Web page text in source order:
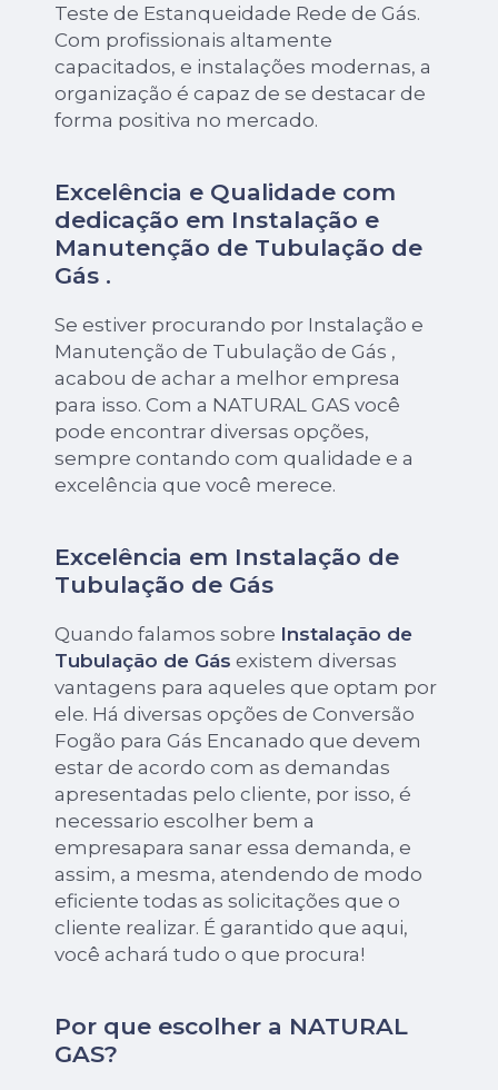
Teste de Estanqueidade Rede de Gás.
Com profissionais altamente
capacitados, e instalações modernas, a
organização é capaz de se destacar de
forma positiva no mercado.
Excelência e Qualidade com
dedicação em Instalação e
Manutenção de Tubulação de
Gás .
Se estiver procurando por Instalação e
Manutenção de Tubulação de Gás ,
acabou de achar a melhor empresa
para isso. Com a NATURAL GAS você
pode encontrar diversas opções,
sempre contando com qualidade e a
excelência que você merece.
Excelência em Instalação de
Tubulação de Gás
Quando falamos sobre Instalação de
Tubulação de Gás existem diversas
vantagens para aqueles que optam por
ele. Há diversas opções de Conversão
Fogão para Gás Encanado que devem
estar de acordo com as demandas
apresentadas pelo cliente, por isso, é
necessario escolher bem a
empresapara sanar essa demanda, e
assim, a mesma, atendendo de modo
eficiente todas as solicitações que o
cliente realizar. É garantido que aqui,
você achará tudo o que procura!
Por que escolher a NATURAL
GAS?